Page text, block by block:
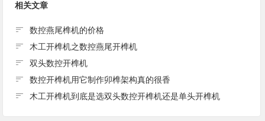
相关文章
数控燕尾榫机的价格
木工开榫机之数控燕尾开榫机
双头数控开榫机
数控开榫机用它制作卯榫架构真的很香
木工开榫机到底是选双头数控开榫机还是单头开榫机